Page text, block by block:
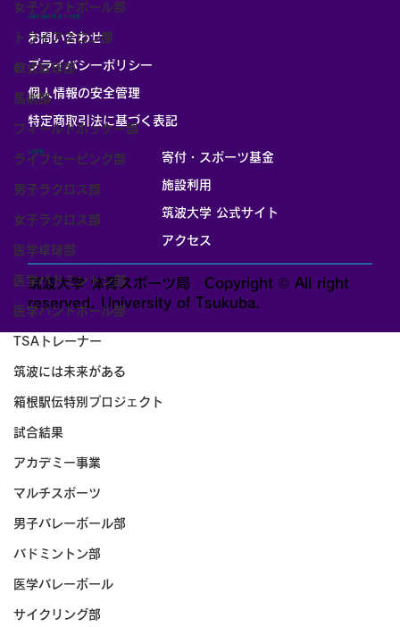
女子ソフトボール部
トライアスロン部
軟式庭球部
馬術部
フィールドホッケー部
ライフセービング部
男子ラクロス部
女子ラクロス部
医学卓球部
医学バドミントン部
医学ハンドボール部
TSAトレーナー
筑波には未来がある
箱根駅伝特別プロジェクト
試合結果
アカデミー事業
マルチスポーツ
男子バレーボール部
バドミントン部
医学バレーボール
サイクリング部
寄付・スポーツ基金
施設利用
筑波大学 公式サイト
アクセス
LINK
INFORMATION
お問い合わせ
プライバシーポリシー
個人情報の安全管理
​特定商取引法に基づく表記
筑波大学 体育スポーツ局 Copyright © All right
reserved. University of Tsukuba.